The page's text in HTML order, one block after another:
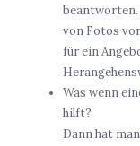
beantworten.
von Fotos
für ein
Was wenn
hilft?
Dann hat